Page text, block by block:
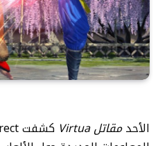
الأحدمقاتل Virtua